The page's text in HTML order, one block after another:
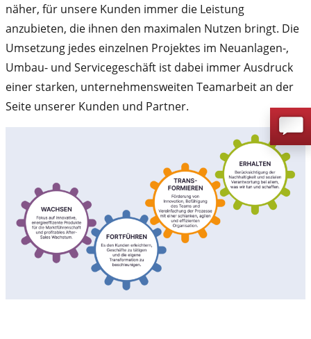
näher, für unsere Kunden immer die Leistung
anzubieten, die ihnen den maximalen Nutzen bringt. Die
Umsetzung jedes einzelnen Projektes im Neuanlagen-,
Umbau- und Servicegeschäft ist dabei immer Ausdruck
einer starken, unternehmensweiten Teamarbeit an der
Seite unserer Kunden und Partner.